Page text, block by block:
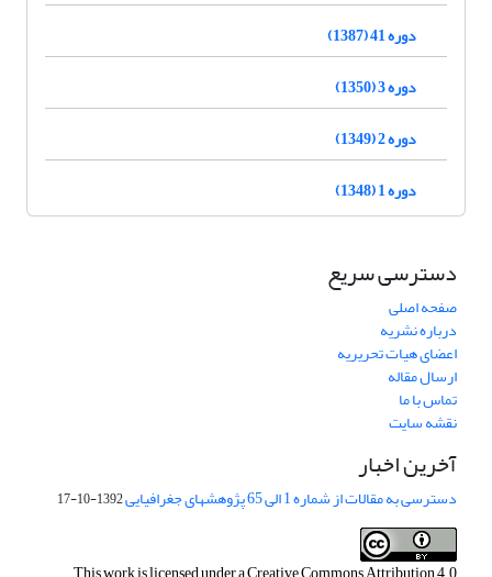
دوره 41 (1387)
دوره 3 (1350)
دوره 2 (1349)
دوره 1 (1348)
دسترسی سریع
صفحه اصلی
درباره نشریه
اعضای هیات تحریریه
ارسال مقاله
تماس با ما
نقشه سایت
آخرین اخبار
دسترسی به مقالات از شماره 1 الی 65 پژوهشهای جغرافیایی 1392-10-17